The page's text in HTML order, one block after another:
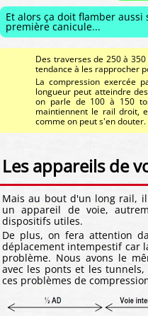
Et alors ça doit flamber aussi
première canicule...
Des traverses de 250 à
tendance à les rapprocher
La compression exercée
longueur peut atteindre
on parle de 100 à 150
maintiennent le rail droit,
comme on peut s'en douter.
Les appareils de
Mais au bout d'un long rail,
un appareil de voie,
dispositifs utiles.
De plus, on fera attention
déplacement intempestif car
problème. Nous avons le
avec les ponts et les
ces problèmes de